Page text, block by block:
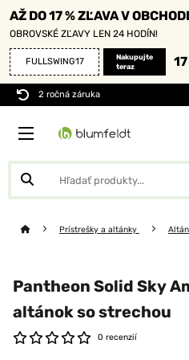
AŽ DO 17 % ZĽAVA V
OBROVSKÉ ZĽAVY LEN 24 HODÍN!
FULLSWING17
Nakupujte
teraz
17
2 ročná záruka
Prístrešky a altánky
Pantheon Solid Sky
altánok so strechou
0 recenzií